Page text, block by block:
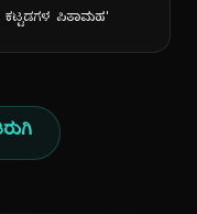
ಪಿತಾಮಹ'